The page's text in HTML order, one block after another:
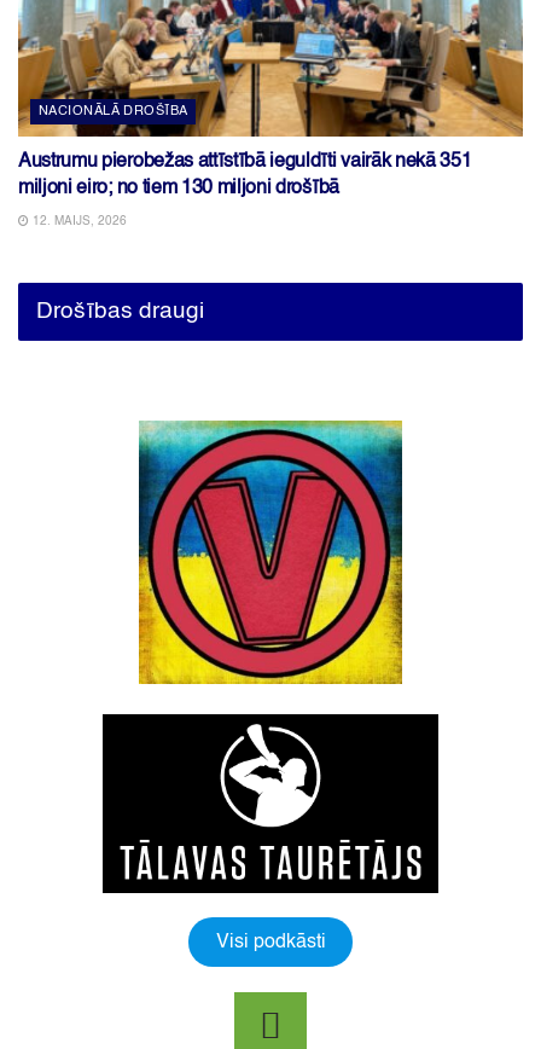
NACIONĀLĀ DROŠĪBA
Austrumu pierobežas attīstībā ieguldīti vairāk nekā 351
miljoni eiro; no tiem 130 miljoni drošībā
12. MAIJS, 2026
Drošības draugi
Visi podkāsti